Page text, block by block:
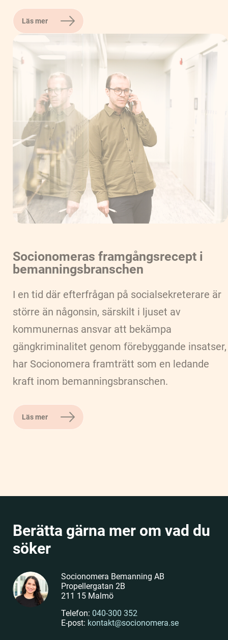
Läs mer
Socionomeras framgångsrecept i
bemanningsbranschen
I en tid där efterfrågan på socialsekreterare är
större än någonsin, särskilt i ljuset av
kommunernas ansvar att bekämpa
gängkriminalitet genom förebyggande insatser,
har Socionomera framträtt som en ledande
kraft inom bemanningsbranschen.
Läs mer
Berätta gärna mer om vad du
söker
Socionomera Bemanning AB
Propellergatan 2B
211 15 Malmö
Telefon: 040-300 352
E-post: kontakt@socionomera.se